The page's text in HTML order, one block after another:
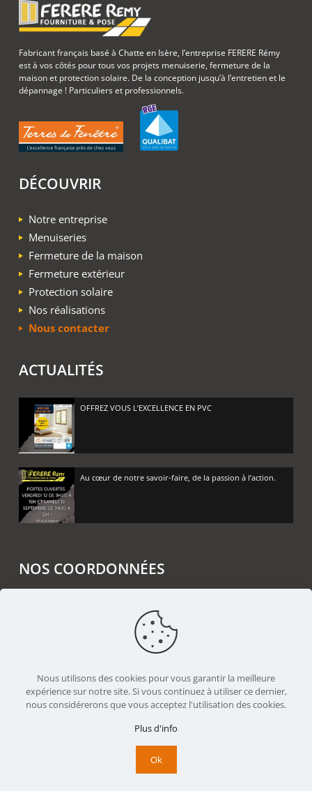
Fabricant français basé à Chatte en Isère, l’entreprise FERERE Rémy
est à vos côtés pour tous vos projets menuiserie, fermeture de la
maison et protection solaire. De la conception jusqu’à l’entretien et le
dépannage ! Particuliers et professionnels.
DÉCOUVRIR
Notre entreprise
Menuiseries
Fermeture de la maison
Fermeture extérieur
Protection solaire
Nos réalisations
Nous contacter
ACTUALITÉS
OFFREZ VOUS L’EXCELLENCE EN PVC
Au cœur de notre savoir-faire, de la passion à l’action.
NOS COORDONNÉES
contact@remyferere.fr
Nous utilisons des cookies pour vous garantir la meilleure
expérience sur notre site. Si vous continuez à utiliser ce dernier,
nous considérerons que vous acceptez l'utilisation des cookies.
Plus d'info
Ok